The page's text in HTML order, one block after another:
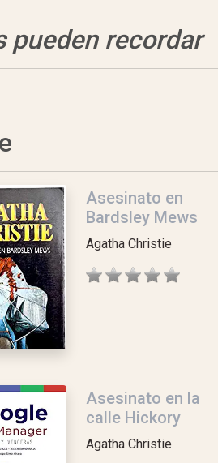
pueden recordar
Asesinato en
Bardsley Mews
Agatha Christie
Asesinato en la
calle Hickory
Agatha Christie